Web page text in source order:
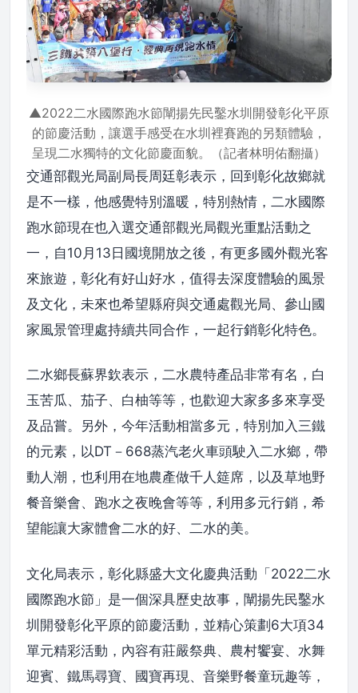
▲2022二水國際跑水節闡揚先民鑿水圳開發彰化平原
的節慶活動，讓選手感受在水圳裡賽跑的另類體驗，
呈現二水獨特的文化節慶面貌。（記者林明佑翻攝）
交通部觀光局副局長周廷彰表示，回到彰化故鄉就
是不一樣，他感覺特別溫暖，特別熱情，二水國際
跑水節現在也入選交通部觀光局觀光重點活動之
一，自10月13日國境開放之後，有更多國外觀光客
來旅遊，彰化有好山好水，值得去深度體驗的風景
及文化，未來也希望縣府與交通處觀光局、參山國
家風景管理處持續共同合作，一起行銷彰化特色。
二水鄉長蘇界欽表示，二水農特產品非常有名，白
玉苦瓜、茄子、白柚等等，也歡迎大家多多來享受
及品嘗。另外，今年活動相當多元，特別加入三鐵
的元素，以DT－668蒸汽老火車頭駛入二水鄉，帶
動人潮，也利用在地農產做千人筵席，以及草地野
餐音樂會、跑水之夜晚會等等，利用多元行銷，希
望能讓大家體會二水的好、二水的美。
文化局表示，彰化縣盛大文化慶典活動「2022二水
國際跑水節」是一個深具歷史故事，闡揚先民鑿水
圳開發彰化平原的節慶活動，並精心策劃6大項34
單元精彩活動，內容有莊嚴祭典、農村饗宴、水舞
迎賓、鐵馬尋寶、國寶再現、音樂野餐童玩趣等，